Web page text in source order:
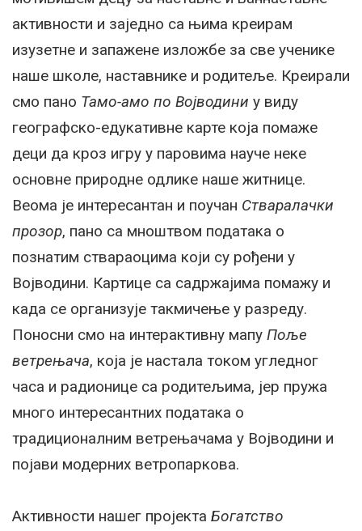
активности и заједно са њима креирам
изузетне и запажене изложбе за све ученике
наше школе, наставнике и родитеље. Креирали
смо пано Тамо-амо по Војводини у виду
географско-едукативне карте која помаже
деци да кроз игру у паровима науче неке
основне природне одлике наше житнице.
Веома је интересантан и поучан Стваралачки
прозор, пано са мноштвом података о
познатим ствараоцима који су рођени у
Војводини. Картице са садржајима помажу и
када се организује такмичење у разреду.
Поносни смо на интерактивну мапу Поље
ветрењача, која је настала током угледног
часа и радионице са родитељима, јер пружа
много интересантних података о
традиционалним ветрењачама у Војводини и
појави модерних ветропаркова.
Активности нашег пројекта Богатство